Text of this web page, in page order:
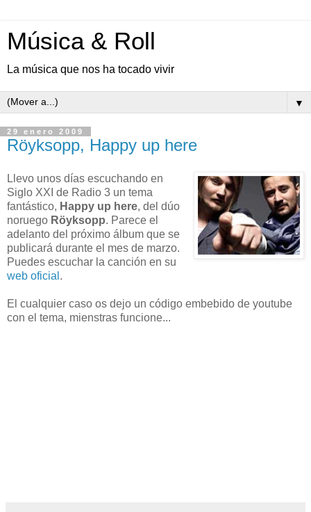
Música & Roll
La música que nos ha tocado vivir
▼
29 enero 2009
Röyksopp, Happy up here
Llevo unos días escuchando en
Siglo XXI de Radio 3 un tema
fantástico, Happy up here, del dúo
noruego Röyksopp. Parece el
adelanto del próximo álbum que se
publicará durante el mes de marzo.
Puedes escuchar la canción en su
web oficial .
El cualquier caso os dejo un código embebido de youtube
con el tema, mienstras funcione...